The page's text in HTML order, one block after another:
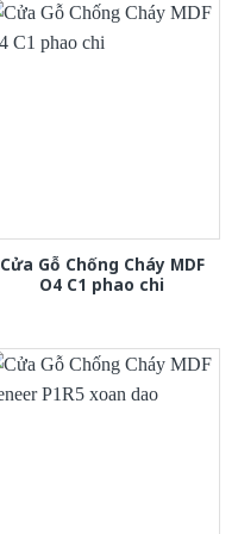
Cửa Gỗ Chống Cháy MDF
O4 C1 phao chi